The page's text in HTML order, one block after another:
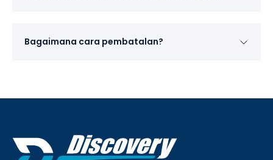
Bagaimana cara pembatalan?